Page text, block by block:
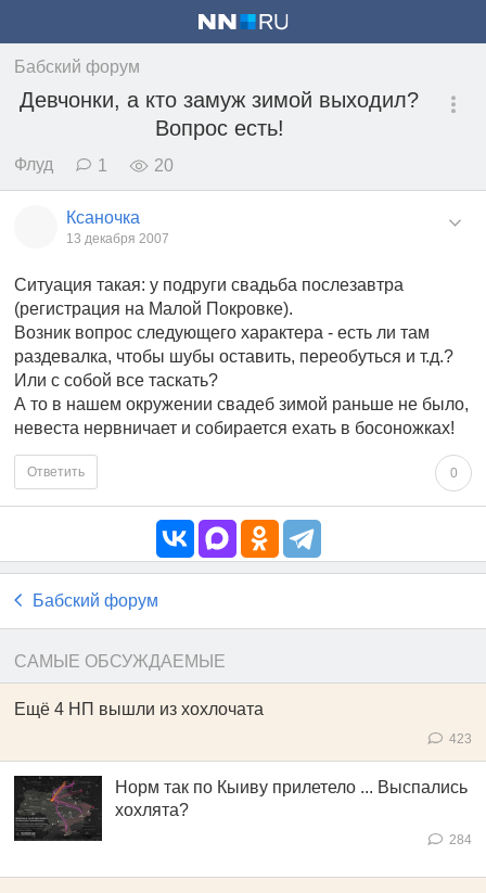
Бабский форум
Девчонки, а кто замуж зимой выходил?
Вопрос есть!
Флуд 1 20
Ксаночка
13 декабря 2007
Ситуация такая: у подруги свадьба послезавтра
(регистрация на Малой Покровке).
Возник вопрос следующего характера - есть ли там
раздевалка, чтобы шубы оставить, переобуться и т.д.?
Или с собой все таскать?
А то в нашем окружении свадеб зимой раньше не было,
невеста нервничает и собирается ехать в босоножках!
0
Ответить
Бабский форум
САМЫЕ ОБСУЖДАЕМЫЕ
Ещё 4 НП вышли из хохлочата
423
Норм так по Кыиву прилетело ... Выспались
хохлята?
284